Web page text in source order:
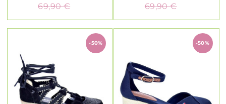
69,90 € 69,90 €
-50% -50%